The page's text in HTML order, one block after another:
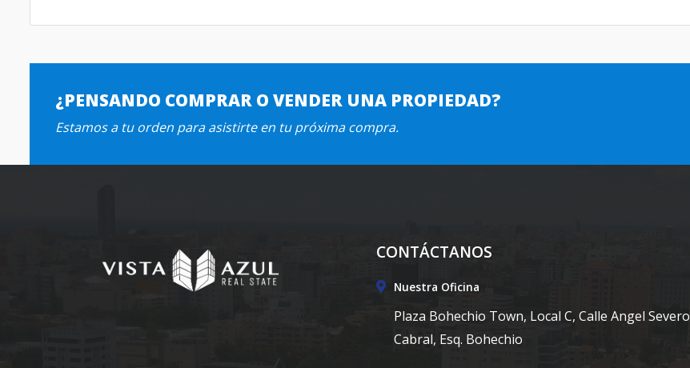
¿PENSANDO COMPRAR O VENDER UNA PROPIEDAD?
Estamos a tu orden para asistirte en tu próxima compra.
CONTÁCTANOS
Nuestra Oficina
Plaza Bohechio Town, Local C, Calle Angel Severo
Cabral, Esq. Bohechio